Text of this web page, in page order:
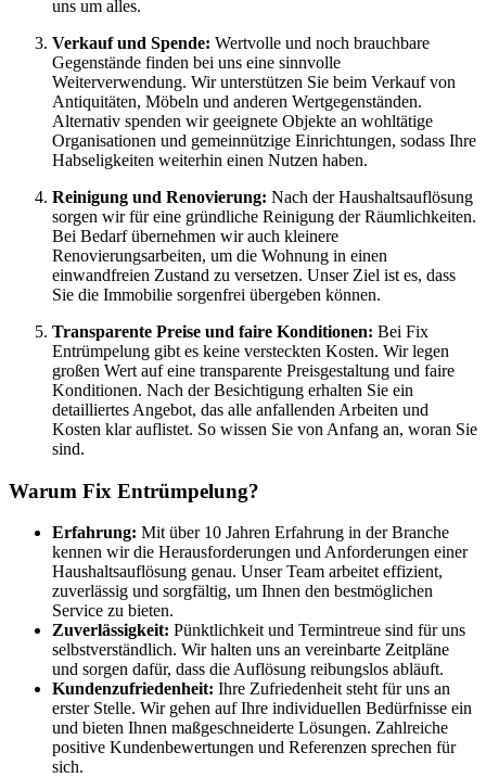
uns um alles.
Verkauf und Spende: Wertvolle und noch brauchbare
Gegenstände finden bei uns eine sinnvolle
Weiterverwendung. Wir unterstützen Sie beim Verkauf von
Antiquitäten, Möbeln und anderen Wertgegenständen.
Alternativ spenden wir geeignete Objekte an wohltätige
Organisationen und gemeinnützige Einrichtungen, sodass Ihre
Habseligkeiten weiterhin einen Nutzen haben.
Reinigung und Renovierung: Nach der Haushaltsauflösung
sorgen wir für eine gründliche Reinigung der Räumlichkeiten.
Bei Bedarf übernehmen wir auch kleinere
Renovierungsarbeiten, um die Wohnung in einen
einwandfreien Zustand zu versetzen. Unser Ziel ist es, dass
Sie die Immobilie sorgenfrei übergeben können.
Transparente Preise und faire Konditionen: Bei Fix
Entrümpelung gibt es keine versteckten Kosten. Wir legen
großen Wert auf eine transparente Preisgestaltung und faire
Konditionen. Nach der Besichtigung erhalten Sie ein
detailliertes Angebot, das alle anfallenden Arbeiten und
Kosten klar auflistet. So wissen Sie von Anfang an, woran Sie
sind.
Warum Fix Entrümpelung?
Erfahrung: Mit über 10 Jahren Erfahrung in der Branche
kennen wir die Herausforderungen und Anforderungen einer
Haushaltsauflösung genau. Unser Team arbeitet effizient,
zuverlässig und sorgfältig, um Ihnen den bestmöglichen
Service zu bieten.
Zuverlässigkeit: Pünktlichkeit und Termintreue sind für uns
selbstverständlich. Wir halten uns an vereinbarte Zeitpläne
und sorgen dafür, dass die Auflösung reibungslos abläuft.
Kundenzufriedenheit: Ihre Zufriedenheit steht für uns an
erster Stelle. Wir gehen auf Ihre individuellen Bedürfnisse ein
und bieten Ihnen maßgeschneiderte Lösungen. Zahlreiche
positive Kundenbewertungen und Referenzen sprechen für
sich.